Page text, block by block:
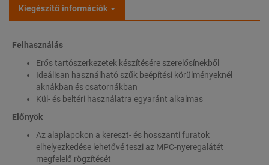
Kiegészítő információk
Felhasználás
Erős tartószerkezetek készítésére szerelősínekből
Ideálisan használható szűk beépítési körülményeknél
aknákban és csatornákban
Kül- és beltéri használatra egyaránt alkalmas
Előnyök
Az alaplapokon a kereszt- és hosszanti furatok
elhelyezkedése lehetővé teszi az MPC-nyeregalátét
megfelelő rögzítését